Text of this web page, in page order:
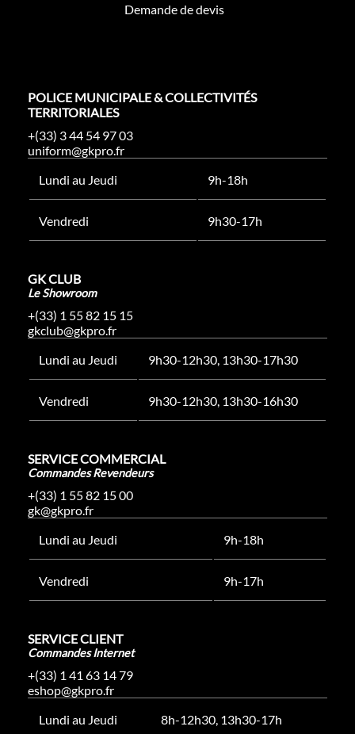
Demande de devis
POLICE MUNICIPALE & COLLECTIVITÉS
TERRITORIALES
+(33) 3 44 54 97 03
uniform@gkpro.fr
Lundi au Jeudi
9h-18h
Vendredi 9h30-17h
GK CLUB
Le Showroom
+(33) 1 55 82 15 15
gkclub@gkpro.fr
Lundi au Jeudi
9h30-12h30, 13h30-17h30
Vendredi 9h30-12h30, 13h30-16h30
SERVICE COMMERCIAL
Commandes Revendeurs
+(33) 1 55 82 15 00
gk@gkpro.fr
Lundi au Jeudi
9h-18h
Vendredi 9h-17h
SERVICE CLIENT
Commandes Internet
+(33) 1 41 63 14 79
eshop@gkpro.fr
Lundi au Jeudi
8h-12h30, 13h30-17h